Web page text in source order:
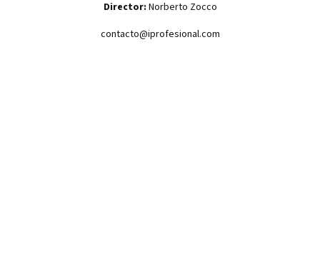
Director: Norberto Zocco
contacto@iprofesional.com